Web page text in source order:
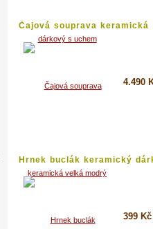
Čajová souprava keramická
velká...
4.490
Hrnek buclák keramický
s...
399 Kč